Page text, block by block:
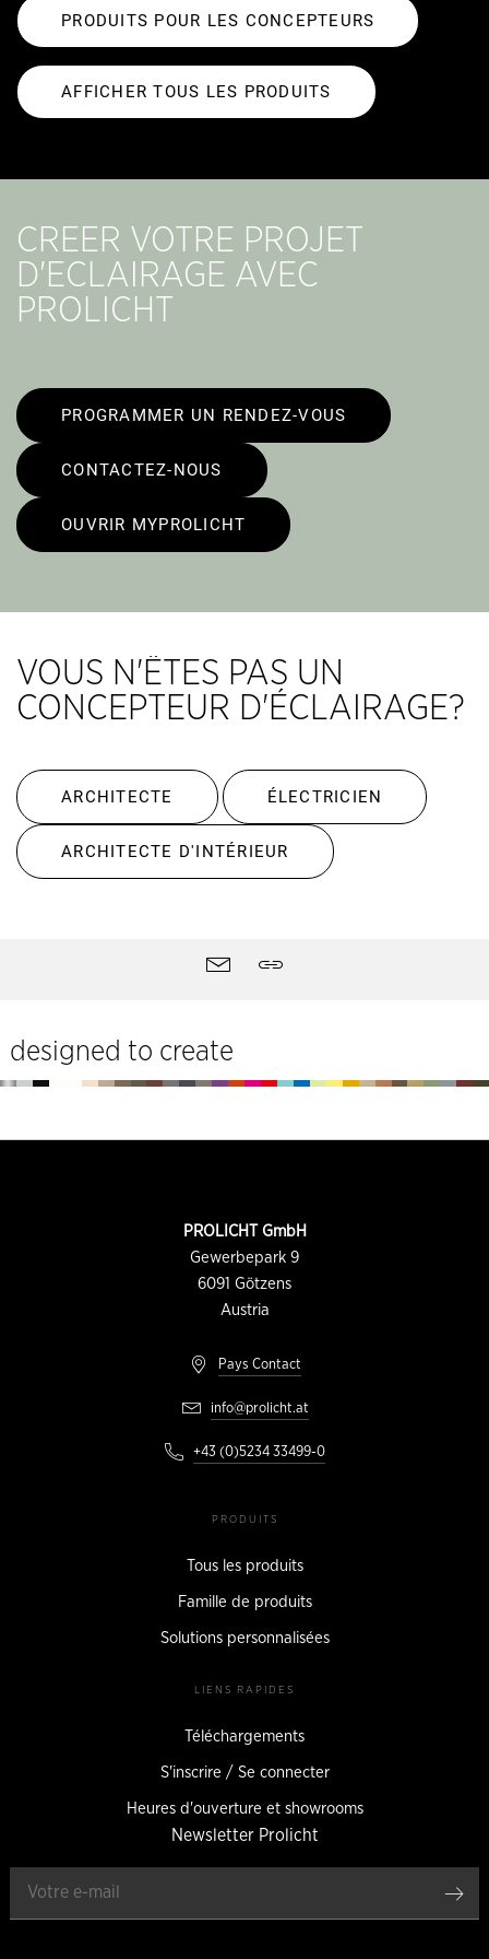
PRODUITS POUR LES CONCEPTEURS
AFFICHER TOUS LES PRODUITS
CREER VOTRE PROJET
D'ECLAIRAGE AVEC
PROLICHT
PROGRAMMER UN RENDEZ-VOUS
CONTACTEZ-NOUS
OUVRIR MYPROLICHT
VOUS N'ÊTES PAS UN
CONCEPTEUR D'ÉCLAIRAGE?
ARCHITECTE ÉLECTRICIEN
ARCHITECTE D'INTÉRIEUR
contact
designed to create
PROLICHT GmbH
Gewerbepark 9
6091 Götzens
Austria
Pays Contact
info@prolicht.at
+43 (0)5234 33499-0
PRODUITS
Tous les produits
Famille de produits
Solutions personnalisées
LIENS RAPIDES
Téléchargements
S'inscrire / Se connecter
Heures d'ouverture et showrooms
Newsletter Prolicht